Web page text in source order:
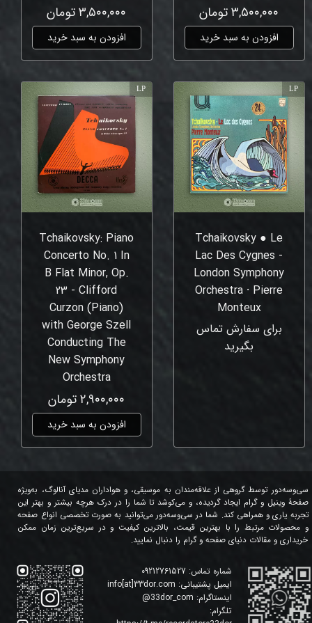
۳,۵۰۰,۰۰۰ تومان
افزودن به سبد خرید
۳,۵۰۰,۰۰۰ تومان
افزودن به سبد خرید
Tchaikovsky ● Le
Lac Des Cygnes -
London Symphony
Orchestra ⸱ Pierre
Monteux
برای سفارش تماس
بگیرید
LP
Tchaikovsky: Piano
Concerto No. 1 In
B Flat Minor, Op.
23 - Clifford
Curzon (Piano)
with George Szell
Conducting The
New Symphony
Orchestra
۲,۹۰۰,۰۰۰ تومان
افزودن به سبد خرید
LP
شماره تماس:
ایمیل پشتیبانی: info[at]33dor.com
اینستاگرام: 33dor_com
@
تلگرام:
سی‌وسه‌دور توسط گروهی از علاقه‌مندان به موسیقی، و هواداران مدیای آنالوگ، به‌ویژه
صفحۀ وینیل و گرام ایجاد گردیده، و می‌کوشد تا شما را در درک هرچه بیشتر و بهتر این
تجربه یاری و همراهی کند. شما در سی‌وسه‌دور می‌توانید به صورت تخصصی انواع صفحه
و محصولات مرتبط را با بهترین قیمت، بالاترین کیفیت و در سریع‌ترین زمان ممکن
خریداری و مقالات دنیای صفحه و گرام را دنبال نمایید.